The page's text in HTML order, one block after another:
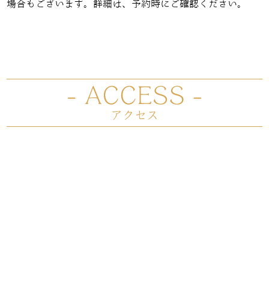
場合もございます。詳細は、予約時にご確認ください。